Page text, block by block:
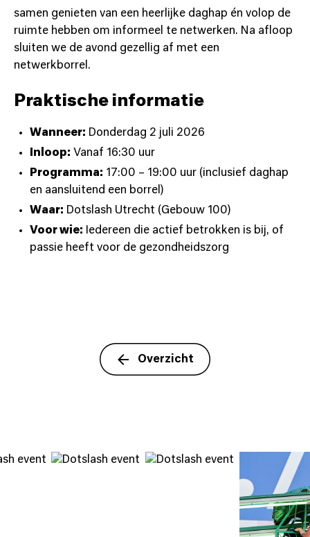
samen genieten van een heerlijke daghap én volop de
ruimte hebben om informeel te netwerken. Na afloop
sluiten we de avond gezellig af met een
netwerkborrel.
​Praktische informatie
Wanneer: Donderdag 2 juli 2026
Inloop: Vanaf 16:30 uur
Programma: 17:00 – 19:00 uur (inclusief daghap
en aansluitend een borrel)
Waar: Dotslash Utrecht (Gebouw 100)
Voor wie: Iedereen die actief betrokken is bij, of
passie heeft voor de gezondheidszorg
Overzicht